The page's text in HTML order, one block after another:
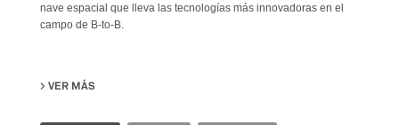
nave espacial que lleva las tecnologías más innovadoras en el
campo de B-to-B.
VER MÁS